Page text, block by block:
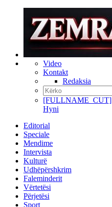
Video
Kontakt
Redaksia
[FULLNAME_CUT]
Hyni
Editorial
Speciale
Mendime
Intervista
Kulturë
Udhëpërshkrim
Faleminderit
Vërtetësi
Përjetësi
Sport